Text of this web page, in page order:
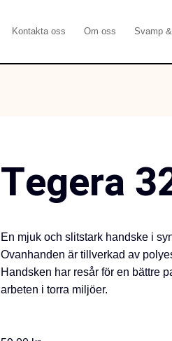
Kontakta oss Om oss Svamp
Tegera
En mjuk och slitstark handske i
Ovanhanden är tillverkad av
Handsken har resår för en bättre
arbeten i torra miljöer.